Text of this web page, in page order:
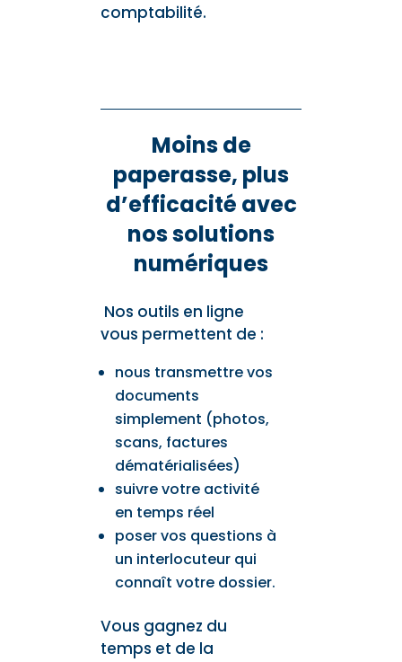
comptabilité.
Moins de
paperasse, plus
d’efficacité avec
nos solutions
numériques
Nos outils en ligne
vous permettent de :
nous transmettre vos
documents
simplement (photos,
scans, factures
dématérialisées)
suivre votre activité
en temps réel
poser vos questions à
un interlocuteur qui
connaît votre dossier.
Vous gagnez du
temps et de la